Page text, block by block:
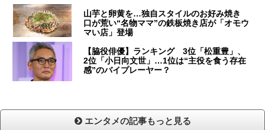
山芋と卵黄を…独自スタイルのお好み焼き
口が荒い“名物ママ”の鉄板焼き店が「オモウ
マい店」登場
【脇役俳優】ランキング 3位「松重豊」、
2位「小日向文世」…1位は“主役を食う存在
感”のバイプレーヤー？
エンタメの記事もっと見る